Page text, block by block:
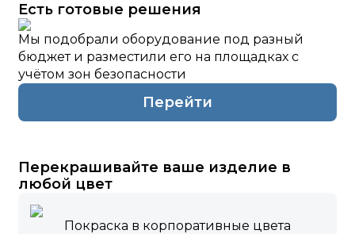
Есть готовые решения
Мы подобрали оборудование под разный
бюджет и разместили его на площадках с
учётом зон безопасности
Перейти
Перекрашивайте ваше изделие в
любой цвет
Покраска в корпоративные цвета